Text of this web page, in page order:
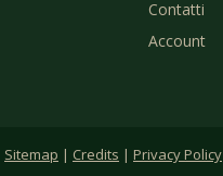
Contatti
Account
Sitemap | Credits | Privacy Policy